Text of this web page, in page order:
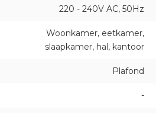
220 - 240V AC, 50Hz
Woonkamer, eetkamer,
slaapkamer, hal, kantoor
Plafond
-